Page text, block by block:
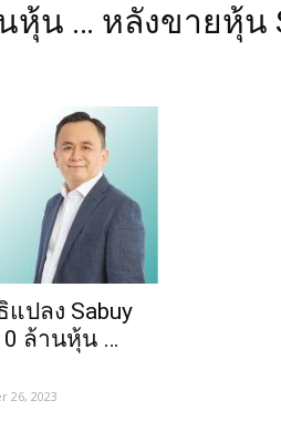
หุ้น … หลังขายหุ้น
แปลง Sabuy
ล้านหุ้น …
26, 2023